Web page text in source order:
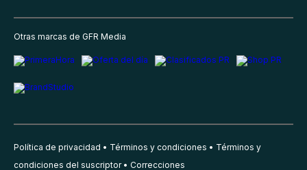
Otras marcas de GFR Media
Política de privacidad Términos y condiciones
Términos y
condiciones del suscriptor
Correcciones